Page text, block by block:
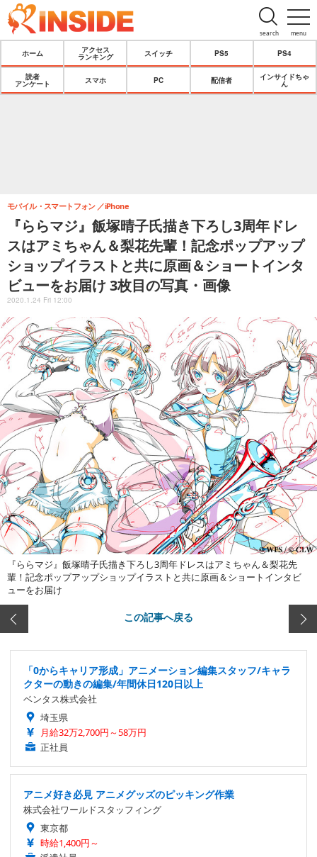
menu
search
ホーム
アクセス
ランキング
スイッチ PS5 PS4
読者
アンケート
スマホ PC 配信者
インサイドちゃ
ん
『ららマジ』飯塚晴子氏描き下ろし3周年ドレ
スはアミちゃん＆梨花先輩！記念ポップアップ
ショップイラストと共に原画＆ショートインタ
ビューをお届け 3枚目の写真・画像
モバイル・スマートフォン iPhone
2020.1.24 Fri 12:00
『ららマジ』飯塚晴子氏描き下ろし3周年ドレスはアミちゃん＆梨花先
輩！記念ポップアップショップイラストと共に原画＆ショートインタビ
ューをお届け
この記事へ戻る
「0からキャリア形成」アニメーション編集スタッフ/キャラ
クターの動きの編集/年間休日120日以上
ベンタス株式会社
埼玉県
月給32万2,700円～58万円
正社員
アニメ好き必見 アニメグッズのピッキング作業
株式会社ワールドスタッフィング
東京都
時給1,400円～